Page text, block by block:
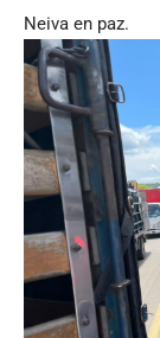
Neiva en paz.